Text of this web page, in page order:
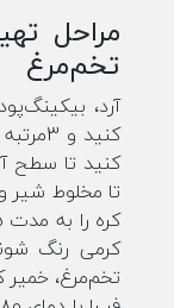
مراحل
تخم‌مرغ
آرد،
کنید
تا مخلوط شیر
کرمی رنگ
تخم‌مرغ، خمیر